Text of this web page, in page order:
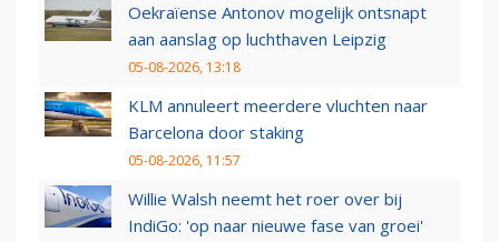
Oekraïense Antonov mogelijk ontsnapt
aan aanslag op luchthaven Leipzig
05-08-2026, 13:18
KLM annuleert meerdere vluchten naar
Barcelona door staking
05-08-2026, 11:57
Willie Walsh neemt het roer over bij
IndiGo: 'op naar nieuwe fase van groei'